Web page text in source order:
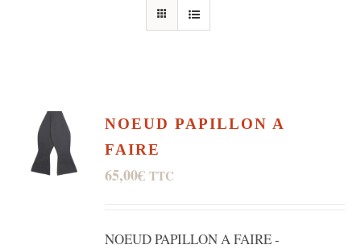
NOEUD PAPILLON A
FAIRE
65,00€ TTC
NOEUD PAPILLON A FAIRE -